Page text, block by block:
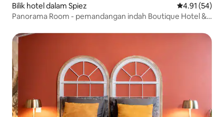
Bilik hotel dalam Spiez Penarafan
4.91 (54)
Panorama Room - pemandangan indah Boutique Hotel &